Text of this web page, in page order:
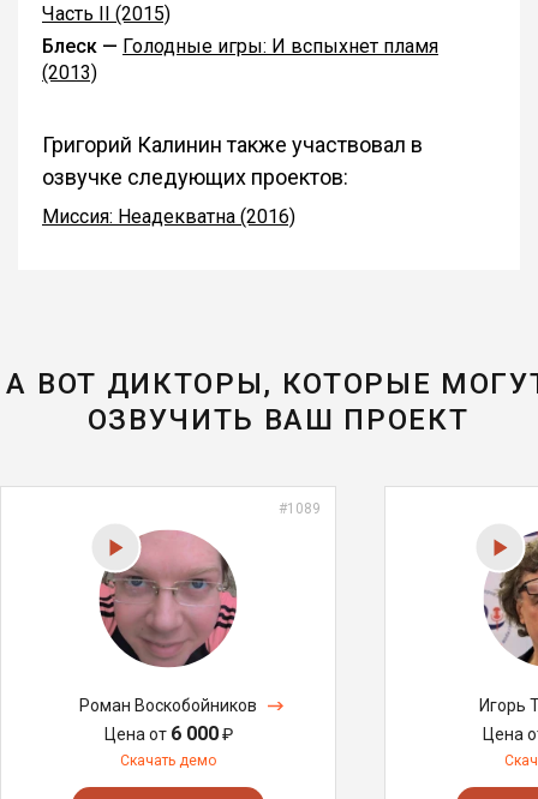
Часть II (2015)
Блеск — Голодные игры: И вспыхнет пламя
(2013)
Григорий Калинин также участвовал в
озвучке следующих проектов:
Миссия: Неадекватна (2016)
А ВОТ ДИКТОРЫ, КОТОРЫЕ
ОЗВУЧИТЬ ВАШ ПРОЕКТ
#1089
Роман Воскобойников
Цена от 6 000₽
Скачать демо
Игорь
Цена